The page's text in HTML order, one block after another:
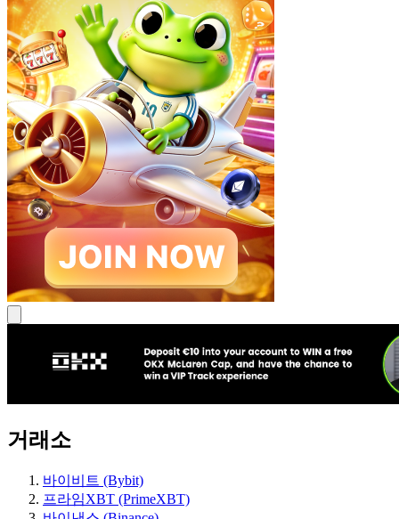
거래소
바이비트 (Bybit)
프라임XBT (PrimeXBT)